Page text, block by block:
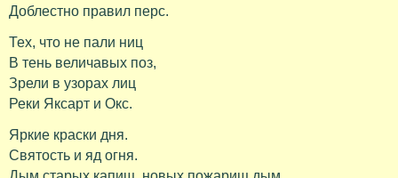
Доблестно правил перс.
Тех, что не пали ниц
В тень величавых поз,
Зрели в узорах лиц
Реки Яксарт и Окс.
Яркие краски дня.
Святость и яд огня.